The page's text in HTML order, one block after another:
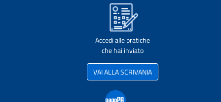
Accedi alle pratiche
che hai inviato
VAI ALLA SCRIVANIA